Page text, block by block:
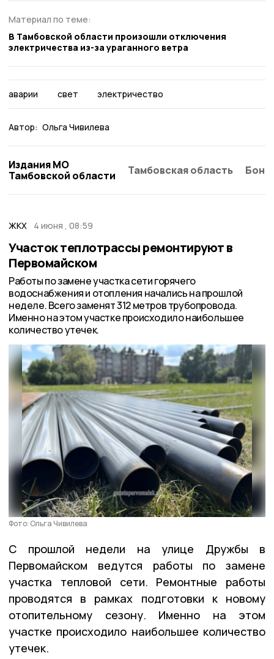
Материал по теме:
В Тамбовской области произошли отключения
электричества из-за ураганного ветра
аварии свет электричество
Автор: Ольга Чивилева
Издания МО
Тамбовской области
Тамбовская область
ЖКХ 4 июня , 08:59
Участок теплотрассы ремонтируют в
Первомайском
Работы по замене участка сети горячего
водоснабжения и отопления начались на прошлой
неделе. Всего заменят 312 метров трубопровода.
Именно на этом участке происходило наибольшее
количество утечек.
Фото: Ольга Чивилева
С прошлой недели на улице Дружбы в
Первомайском ведутся работы по замене
участка тепловой сети. Ремонтные работы
проводятся в рамках подготовки к новому
отопительному сезону. Именно на этом
участке происходило наибольшее количество
утечек.